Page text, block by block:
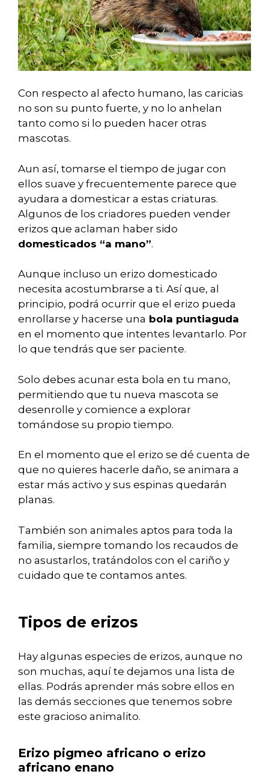
Con respecto al afecto humano, las caricias
no son su punto fuerte, y no lo anhelan
tanto como si lo pueden hacer otras
mascotas.
Aun así, tomarse el tiempo de jugar con
ellos suave y frecuentemente parece que
ayudara a domesticar a estas criaturas.
Algunos de los criadores pueden vender
erizos que aclaman haber sido
domesticados “a mano”.
Aunque incluso un erizo domesticado
necesita acostumbrarse a ti. Así que, al
principio, podrá ocurrir que el erizo pueda
enrollarse y hacerse una bola puntiaguda
en el momento que intentes levantarlo. Por
lo que tendrás que ser paciente.
Solo debes acunar esta bola en tu mano,
permitiendo que tu nueva mascota se
desenrolle y comience a explorar
tomándose su propio tiempo.
En el momento que el erizo se dé cuenta de
que no quieres hacerle daño, se animara a
estar más activo y sus espinas quedarán
planas.
También son animales aptos para toda la
familia, siempre tomando los recaudos de
no asustarlos, tratándolos con el cariño y
cuidado que te contamos antes.
Tipos de erizos
Hay algunas especies de erizos, aunque no
son muchas, aquí te dejamos una lista de
ellas. Podrás aprender más sobre ellos en
las demás secciones que tenemos sobre
este gracioso animalito.
Erizo pigmeo africano o erizo
africano enano